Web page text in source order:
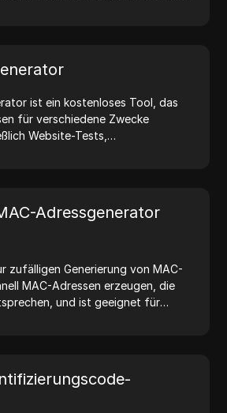
ist ein kostenloses Tool, das
für verschiedene Zwecke
Website-Tests,
und mehr zu
Sie Ihren Arbeitsablauf und
Adressgenerator
zufälligen Generierung von MAC-
MAC-Adressen erzeugen, die
und ist geeignet für